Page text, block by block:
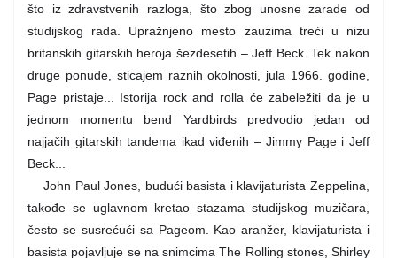
što iz zdravstvenih razloga, što zbog unosne zarade od
studijskog rada. Upražnjeno mesto zauzima treći u nizu
britanskih gitarskih heroja šezdesetih – Jeff Beck. Tek nakon
druge ponude, sticajem raznih okolnosti, jula 1966. godine,
Page pristaje... Istorija rock and rolla će zabeležiti da je u
jednom momentu bend Yardbirds predvodio jedan od
najjačih gitarskih tandema ikad viđenih – Jimmy Page i Jeff
Beck...
John Paul Jones, budući basista i klavijaturista Zeppelina,
takođe se uglavnom kretao stazama studijskog muzičara,
često se susrećući sa Pageom. Kao aranžer, klavijaturista i
basista pojavljuje se na snimcima The Rolling stones, Shirley